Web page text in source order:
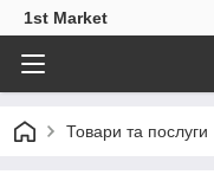
1st Market
Товари та послуги